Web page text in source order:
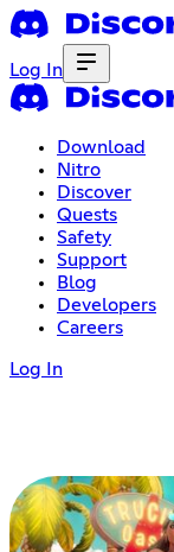
Log In
Download
Nitro
Discover
Quests
Safety
Support
Blog
Developers
Careers
Log In